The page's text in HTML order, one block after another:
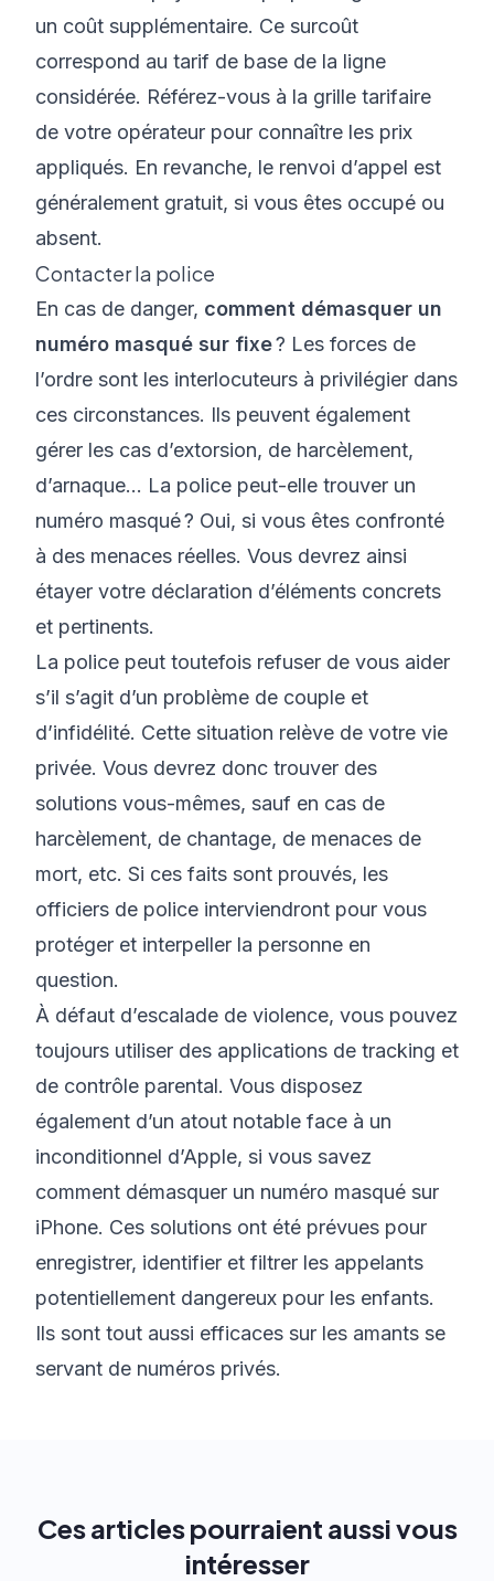
un coût supplémentaire. Ce surcoût
correspond au tarif de base de la ligne
considérée. Référez-vous à la grille tarifaire
de votre opérateur pour connaître les prix
appliqués. En revanche, le renvoi d’appel est
généralement gratuit, si vous êtes occupé ou
absent.
Contacter la police
En cas de danger, comment démasquer un
numéro masqué sur fixe? Les forces de
l’ordre sont les interlocuteurs à privilégier dans
ces circonstances. Ils peuvent également
gérer les cas d’extorsion, de harcèlement,
d’arnaque… La police peut-elle trouver un
numéro masqué ? Oui, si vous êtes confronté
à des menaces réelles. Vous devrez ainsi
étayer votre déclaration d’éléments concrets
et pertinents.
La police peut toutefois refuser de vous aider
s’il s’agit d’un problème de couple et
d’infidélité. Cette situation relève de votre vie
privée. Vous devrez donc trouver des
solutions vous-mêmes, sauf en cas de
harcèlement, de chantage, de menaces de
mort, etc. Si ces faits sont prouvés, les
officiers de police interviendront pour vous
protéger et interpeller la personne en
question.
À défaut d’escalade de violence, vous pouvez
toujours utiliser des applications de tracking et
de contrôle parental. Vous disposez
également d’un atout notable face à un
inconditionnel d’Apple, si vous savez
comment démasquer un numéro masqué sur
iPhone. Ces solutions ont été prévues pour
enregistrer, identifier et filtrer les appelants
potentiellement dangereux pour les enfants.
Ils sont tout aussi efficaces sur les amants se
servant de numéros privés.
Ces articles pourraient aussi vous
intéresser